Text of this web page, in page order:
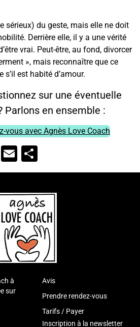
sérieux) du geste, mais elle ne doit
Derrière elle, il y a une vérité
vrai. Peut-être, au fond, divorcer
», mais reconnaître que ce
s’il est habité d’amour.
sur une éventuelle
Parlons en ensemble :
vous avec Agnès Love Coach
WhatsApp
Email
à
sur
Avis
Prendre rendez-vous
Tarifs / Payer
Inscription à la newsletter